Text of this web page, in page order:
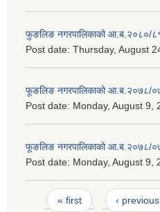
फुङलिङ नगरपालिकाको आ.ब.२०८०/८१
Post date: Thursday, August
फूङलिङ नगरपालिकाको आ.ब.२०७८/
Post date: Monday, August 9,
फूङलिङ नगरपालिकाको आ.ब.२०७८/
Post date: Monday, August 9,
Pages
« first ‹ previous